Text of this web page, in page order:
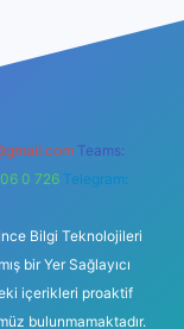
Teams:
0 726 Telegram:
Bilgi Teknolojileri
bir Yer Sağlayıcı
içerikleri proaktif
bulunmamaktadır.